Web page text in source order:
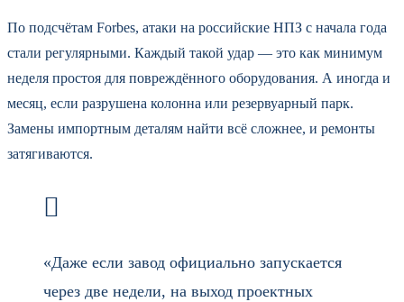
По подсчётам Forbes, атаки на российские НПЗ с начала года
стали регулярными. Каждый такой удар — это как минимум
неделя простоя для повреждённого оборудования. А иногда и
месяц, если разрушена колонна или резервуарный парк.
Замены импортным деталям найти всё сложнее, и ремонты
затягиваются.
«Даже если завод официально запускается
через две недели, на выход проектных